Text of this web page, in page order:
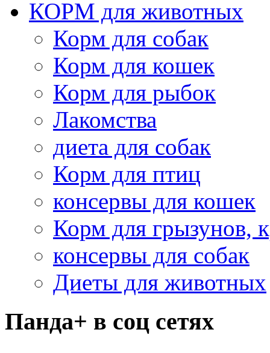
КОРМ для животных
Корм для собак
Корм для кошек
Корм для рыбок
Лакомства
диета для собак
Корм для птиц
консервы для кошек
Корм для грызунов,
консервы для собак
Диеты для животных
Панда+ в соц сетях